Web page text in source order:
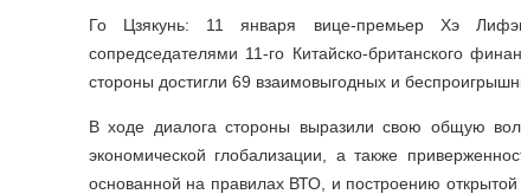
Го Цзякунь: 11 января вице-премьер Хэ
сопредседателями 11-го Китайско-британского
стороны достигли 69 взаимовыгодных и
В ходе диалога стороны выразили свою общую
экономической глобализации, а также
основанной на правилах ВТО, и построению